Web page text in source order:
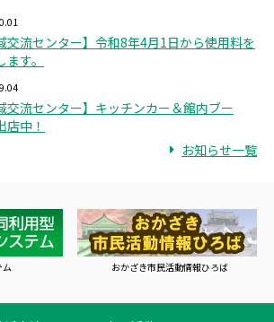
交流センター】令和8年4月1日から使用料を
す。
交流センター】キッチンカー＆館内ブー
中！
お知らせ一覧
おかざき市民活動情報ひろば